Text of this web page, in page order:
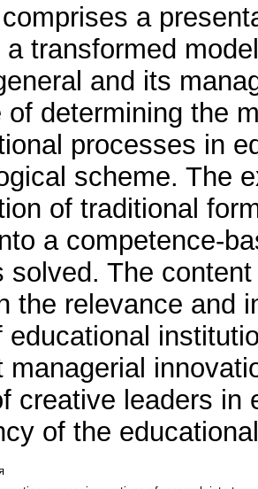
a
a transformed
and its
of determining the
processes in
scheme. The
of traditional
a competence-
solved. The
the relevance and
educational
managerial
creative leaders in
of the